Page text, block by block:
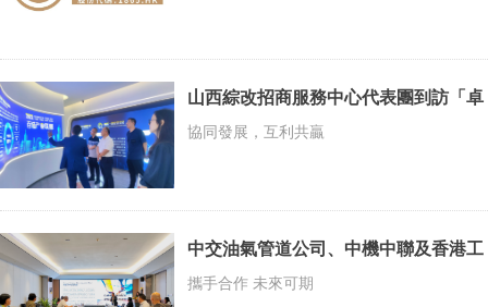
山西綜改招商服務中心代表團到訪「卓
航點點科創城」並達成山西共建產業園
協同發展，互利共贏
中交油氣管道公司、中機中聯及香港工
業總會等高管共聚「卓航·點點科創
攜手合作 未來可期